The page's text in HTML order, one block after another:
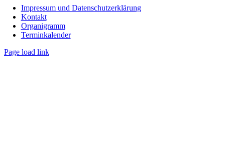
Impressum und Datenschutzerklärung
Kontakt
Organigramm
Terminkalender
Page load link